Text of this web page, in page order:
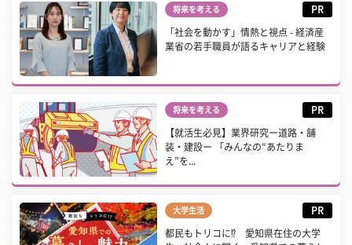
将来を考える PR
「社会を動かす」情熱と視点 - 経済産
業省の若手職員が語るキャリアと経験
将来を考える PR
【就活生必見】業界研究ー道路・舗
装・建設ー 「みんなの“あたりま
え”を...
大学生活 PR
都民もトリコに⁉ 愛知県在住の大学